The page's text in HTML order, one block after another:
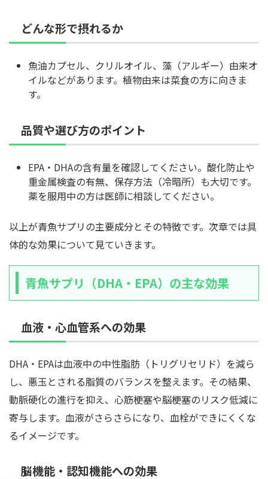
どんな形で摂れるか
魚油カプセル、クリルオイル、藻（アルギー）由来オ
イルなどがあります。植物由来は菜食の方に向きま
す。
品質や選び方のポイント
EPA・DHAの含有量を確認してください。酸化防止や
重金属検査の有無、保存方法（冷暗所）も大切です。
薬を服用中の方は医師に相談してください。
以上が青魚サプリの主要成分とその特徴です。次章では具
体的な効果について見ていきます。
青魚サプリ（DHA・EPA）の主な効果
血液・心血管系への効果
DHA・EPAは血液中の中性脂肪（トリグリセリド）を減ら
し、悪玉とされる脂質のバランスを整えます。その結果、
動脈硬化の進行を抑え、心筋梗塞や脳梗塞のリスク低減に
寄与します。血液がさらさらになり、血栓ができにくくな
るイメージです。
脳機能・認知機能への効果